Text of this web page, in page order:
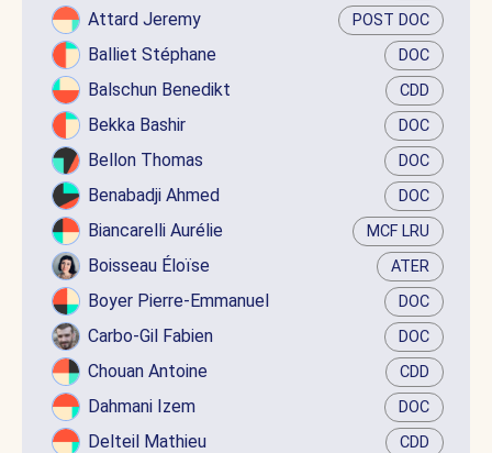
Attard Jeremy POST DOC
Balliet Stéphane DOC
Balschun Benedikt CDD
Bekka Bashir DOC
Bellon Thomas DOC
Benabadji Ahmed DOC
Biancarelli Aurélie MCF LRU
Boisseau Éloïse ATER
Boyer Pierre-Emmanuel DOC
Carbo-Gil Fabien DOC
Chouan Antoine CDD
Dahmani Izem DOC
Delteil Mathieu CDD